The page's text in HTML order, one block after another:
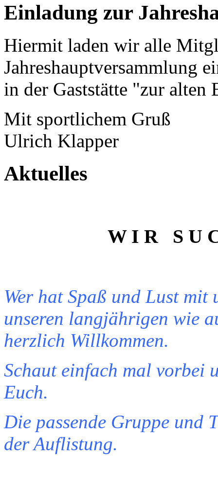
Einladung zur
Hiermit laden wir alle
Jahreshauptversammlung
in der Gaststätte "zur
Mit sportlichem Gruß
Ulrich Klapper
Aktuelles
W I R S U
Wer hat Spaß und Lust mit
unseren langjährigen wie
herzlich Willkommen.
Schaut einfach mal vorbei
Euch.
Die passende Gruppe
der Auflistung.